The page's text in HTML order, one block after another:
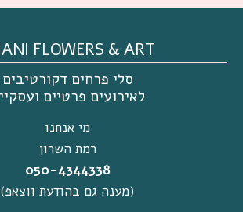
FLOWERS & ART
סלי פרחים דקורטיבים
לאירועים פרטיים
מי אנחנו
רמת השרון
050-4344338
(מענה גם בהודעת ווצאפ)